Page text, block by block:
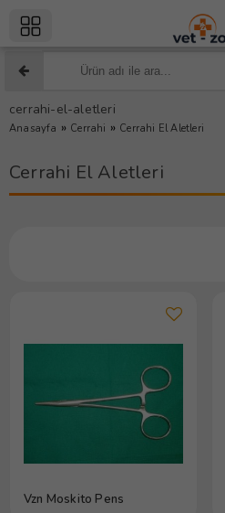
cerrahi-el-aletleri
Anasayfa » Cerrahi » Cerrahi El Aletleri
Cerrahi El Aletleri
Vzn Moskito Pens